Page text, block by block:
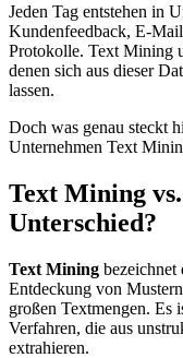
Jeden Tag entstehen in
Kundenfeedback, E-
Protokolle. Text Mining
denen sich aus dieser
lassen.
Doch was genau steckt
Unternehmen Text
Text Mining
Unterschied?
Text Mining bezeichnet
Entdeckung von
großen Textmengen. Es
Verfahren, die aus
extrahieren.